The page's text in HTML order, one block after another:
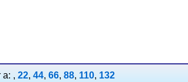
a: , 22, 44, 66, 88, 110, 132